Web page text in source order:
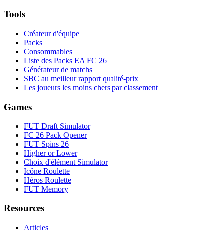
Tools
Créateur d'équipe
Packs
Consommables
Liste des Packs EA FC 26
Générateur de matchs
SBC au meilleur rapport qualité-prix
Les joueurs les moins chers par classement
Games
FUT Draft Simulator
FC 26 Pack Opener
FUT Spins 26
Higher or Lower
Choix d'élément Simulator
Icône Roulette
Héros Roulette
FUT Memory
Resources
Articles